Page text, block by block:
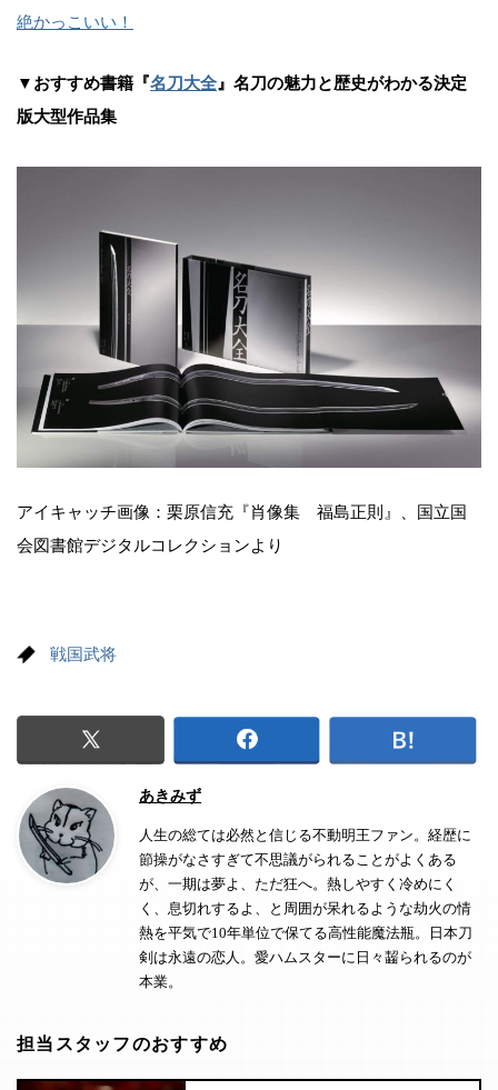
絶かっこいい！
▼おすすめ書籍『名刀大全』名刀の魅力と歴史がわかる決定
版大型作品集
アイキャッチ画像：栗原信充『肖像集 福島正則』、国立国
会図書館デジタルコレクションより
戦国武将
あきみず
人生の総ては必然と信じる不動明王ファン。経歴に
節操がなさすぎて不思議がられることがよくある
が、一期は夢よ、ただ狂へ。熱しやすく冷めにく
く、息切れするよ、と周囲が呆れるような劫火の情
熱を平気で10年単位で保てる高性能魔法瓶。日本刀
剣は永遠の恋人。愛ハムスターに日々齧られるのが
本業。
担当スタッフのおすすめ